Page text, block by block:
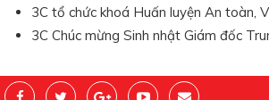
3C tổ chức khoá Huấn luyện An toàn,
3C Chúc mừng Sinh nhật Giám đốc